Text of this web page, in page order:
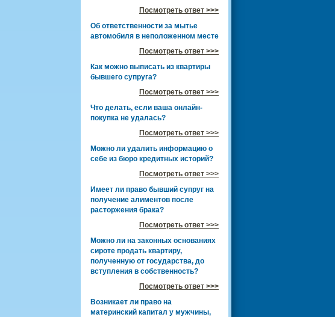
Посмотреть ответ >>>
Об ответственности за мытье
автомобиля в неположенном месте
Посмотреть ответ >>>
Как можно выписать из квартиры
бывшего супруга?
Посмотреть ответ >>>
Что делать, если ваша онлайн-
покупка не удалась?
Посмотреть ответ >>>
Можно ли удалить информацию о
себе из бюро кредитных историй?
Посмотреть ответ >>>
Имеет ли право бывший супруг на
получение алиментов после
расторжения брака?
Посмотреть ответ >>>
Можно ли на законных основаниях
сироте продать квартиру,
полученную от государства, до
вступления в собственность?
Посмотреть ответ >>>
Возникает ли право на
материнский капитал у мужчины,